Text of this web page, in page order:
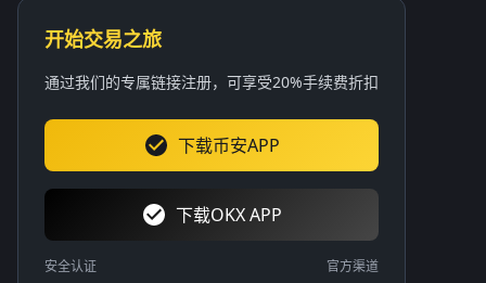
开始交易之旅
通过我们的专属链接注册，可享受20%手续费折扣
下载币安APP
下载OKX APP
安全认证 官方渠道